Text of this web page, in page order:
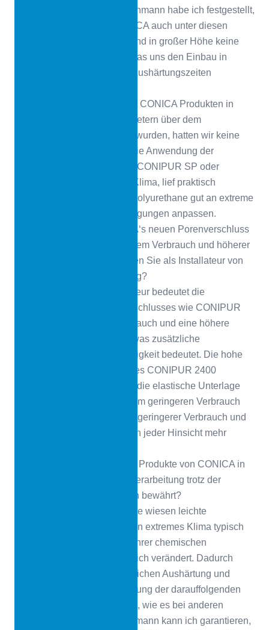
der Aushärtungszeit. Als Fachmann habe ich festgestellt,
dass die Produkte von CONICA auch unter diesen
klimatischen Bedingungen und in großer Höhe keine
Veränderungen aufzeigen, was uns den Einbau in
Bezug auf Anwendung und Aushärtungszeiten
Bei den Verlegungen, die mit CONICA Produkten in
Höhen von mehr als 3 600 Metern über dem
Meeresspiegel durchgeführt wurden, hatten wir keine
größeren Schwierigkeiten. Die Anwendung der
verschiedenen Systeme wie CONIPUR SP oder
CONIPUR SW in dieser Art Klima, lief praktisch
reibungslos ab, da sich die Polyurethane gut an extreme
Klimaverhältnisse und Bedingungen anpassen.
Sie haben CONICA‘s neuen Porenverschluss
CONIPUR 2400 mit geringerem Verbrauch und höherer
Viskosität getestet. Was halten Sie als Installateur von
der neuen Zusammensetzung?
Als Installateur bedeutet die
Anwendung eines Porenverschlusses wie CONIPUR
2400 einen geringeren Verbrauch und eine höhere
Produktion beim Auftragen, was zusätzliche
Produktivität und Geschwindigkeit bedeutet. Die hohe
Viskosität des Porenschlusses CONIPUR 2400
bedeutet, dass er weniger in die elastische Unterlage
eintritt, was ebenfalls zu einem geringeren Verbrauch
führt. Diese beiden Faktoren geringerer Verbrauch und
höhere Viskosität bedeuten in jeder Hinsicht mehr
Wie haben sich die Produkte von CONICA in
Bezug auf Aushärtung und Verarbeitung trotz der
widrigen Arbeitsbedingungen bewährt?
Die Produkte wiesen leichte
Veränderungen auf, die für ein extremes Klima typisch
sind, aber sie haben sich in ihrer chemischen
Beschaffenheit nicht wesentlich verändert. Dadurch
wurde der Prozess der natürlichen Aushärtung und
Verarbeitung bei der Anbringung der darauffolgenden
Schichten nicht beeinträchtig, wie es bei anderen
Marken der Fall ist. Als Fachmann kann ich garantieren,